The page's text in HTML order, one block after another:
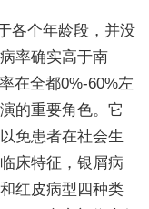
各个年龄段，并没
率确实高于南
在全都0%-60%左
的重要角色。它
免患者在社会生
床特征，银屑病
红皮病型四种类